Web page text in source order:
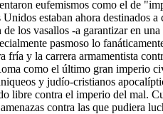
eufemismos como el de
estaban ahora destinados
los vasallos -a garantizar en
pasmoso lo
fría y la carrera armamentista
como el último gran imperio
y judío-cristianos
libre contra el imperio del mal.
contra las que pudiera